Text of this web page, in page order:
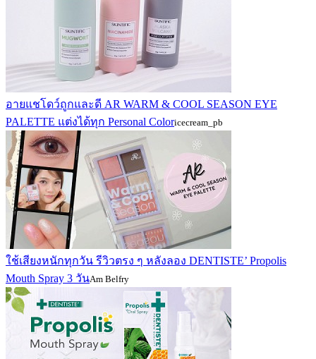
อายแชโดว์ถูกและดี AR WARM & COOL SEASON EYE
PALETTE แต่งได้ทุก Personal Coloricecream_pb
ใช้เสียงหนักทุกวัน รีวิวตรง ๆ หลังลอง DENTISTE’ Propolis
Mouth Spray 3 วันAm Belfry